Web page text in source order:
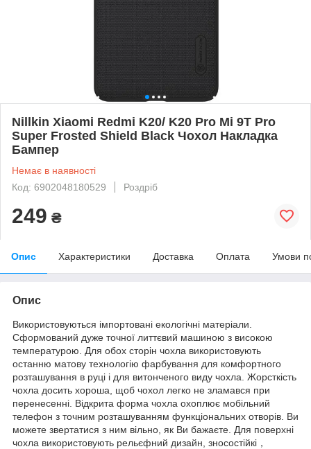
Nillkin Xiaomi Redmi K20/ K20 Pro Mi 9T Pro
Super Frosted Shield Black Чохол Накладка
Бампер
Немає в наявності
Код: 6902048180529
Роздріб
249 ₴
Опис Характеристики Доставка Оплата Умови
Опис
Використовуються імпортовані екологічні матеріали.
Сформований дуже точної литтєвий машиною з високою
температурою. Для обох сторін чохла використовують
останню матову технологію фарбування для комфортного
розташування в руці і для витонченого виду чохла. Жорсткість
чохла досить хороша, щоб чохол легко не зламався при
перенесенні. Відкрита форма чохла охоплює мобільний
телефон з точним розташуванням функціональних отворів. Ви
можете звертатися з ним вільно, як Ви бажаєте. Для поверхні
чохла використовують рельєфний дизайн, зносостійкі，